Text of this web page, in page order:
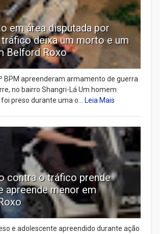
em área disputada por
deixa um morto e um
Belford Roxo
BPM apreenderam armamento de guerra
no bairro Shangri-Lá Um homem
preso durante uma o...
Leia Mais
contra o tráfico prende
apreende menor em
e adolescente apreendido durante ação